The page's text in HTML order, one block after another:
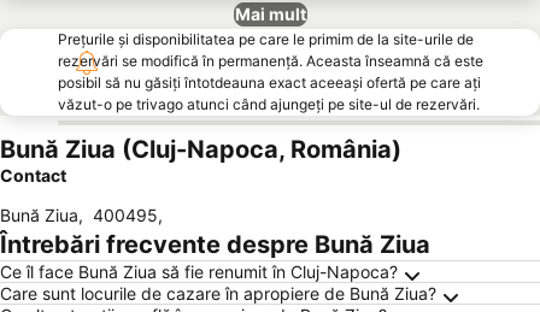
Mai mult
Prețurile și disponibilitatea pe care le primim de la site-urile de
rezervări se modifică în permanență. Aceasta înseamnă că este
posibil să nu găsiți întotdeauna exact aceeași ofertă pe care ați
văzut-o pe trivago atunci când ajungeți pe site-ul de rezervări.
Bună Ziua (Cluj-Napoca, România)
Contact
Bună Ziua, 400495,
Întrebări frecvente despre Bună Ziua
Ce îl face Bună Ziua să fie renumit în Cluj-Napoca?
Care sunt locurile de cazare în apropiere de Bună Ziua?